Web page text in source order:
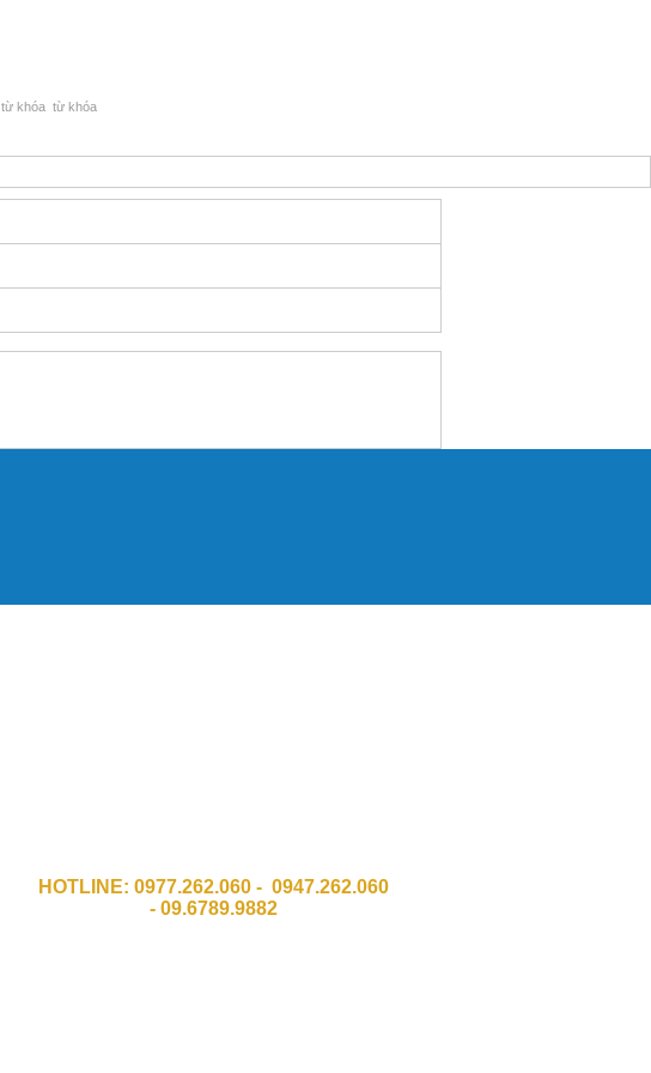
từ khóa từ khóa
HOTLINE: 0977.262.060 - 0947.262.060
-09.6789.9882